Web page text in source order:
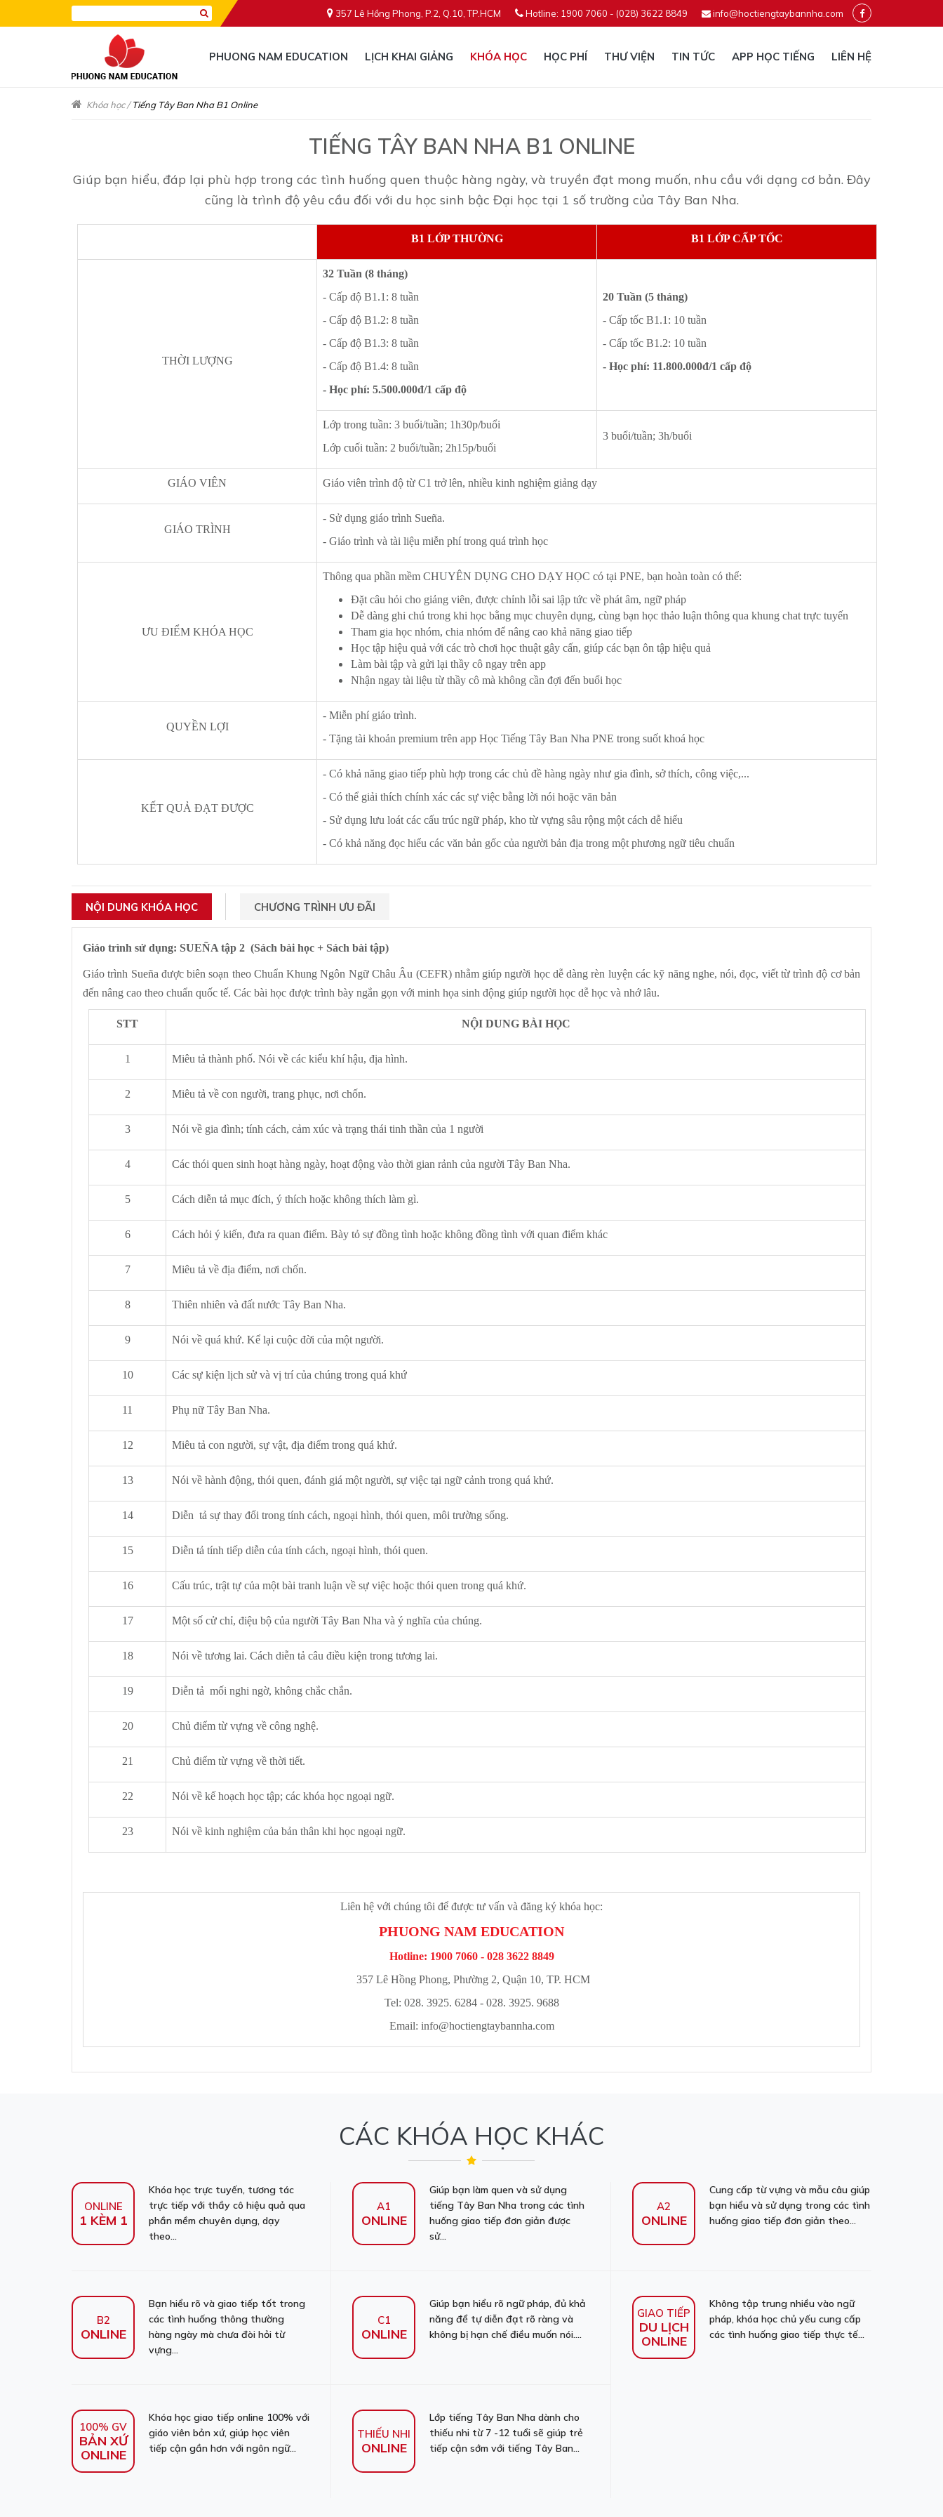
357 Lê Hồng Phong, P.2, Q.10, TP.HCM Hotline: 1900 7060 - (028) 3622 8849 info@hoctiengtaybannha.com
PHUONG NAM EDUCATION LỊCH KHAI GIẢNG KHÓA HỌC HỌC PHÍ THƯ VIỆN TIN TỨC APP HỌC TIẾNG LIÊN HỆ
Khóa học/Tiếng Tây Ban Nha B1 Online
TIẾNG TÂY BAN NHA B1 ONLINE
Giúp bạn hiểu, đáp lại phù hợp trong các tình huống quen thuộc hàng ngày, và truyền đạt mong muốn, nhu cầu với dạng cơ bản. Đây
cũng là trình độ yêu cầu đối với du học sinh bậc Đại học tại 1 số trường của Tây Ban Nha.
B1 LỚP THƯỜNG B1 LỚP CẤP TỐC
THỜI LƯỢNG
32 Tuần (8 tháng)
- Cấp độ B1.1: 8 tuần
- Cấp độ B1.2: 8 tuần
- Cấp độ B1.3: 8 tuần
- Cấp độ B1.4: 8 tuần
- Học phí: 5.500.000đ/1 cấp độ
20 Tuần (5 tháng)
- Cấp tốc B1.1: 10 tuần
- Cấp tốc B1.2: 10 tuần
- Học phí: 11.800.000đ/1 cấp độ
Lớp trong tuần: 3 buổi/tuần; 1h30p/buổi
Lớp cuối tuần: 2 buổi/tuần; 2h15p/buổi
3 buổi/tuần; 3h/buổi
GIÁO VIÊN Giáo viên trình độ từ C1 trở lên, nhiều kinh nghiệm giảng dạy
GIÁO TRÌNH
- Sử dụng giáo trình Sueña.
- Giáo trình và tài liệu miễn phí trong quá trình học
ƯU ĐIỂM KHÓA HỌC
Thông qua phần mềm CHUYÊN DỤNG CHO DẠY HỌC có tại PNE, bạn hoàn toàn có thể:
Đặt câu hỏi cho giảng viên, được chỉnh lỗi sai lập tức về phát âm, ngữ pháp
Dễ dàng ghi chú trong khi học bằng mục chuyên dụng, cùng bạn học thảo luận thông qua khung chat trực tuyến
Tham gia học nhóm, chia nhóm để nâng cao khả năng giao tiếp
Học tập hiệu quả với các trò chơi học thuật gây cấn, giúp các bạn ôn tập hiệu quả
Làm bài tập và gửi lại thầy cô ngay trên app
Nhận ngay tài liệu từ thầy cô mà không cần đợi đến buổi học
QUYỀN LỢI
- Miễn phí giáo trình.
- Tặng tài khoản premium trên app Học Tiếng Tây Ban Nha PNE trong suốt khoá học
KẾT QUẢ ĐẠT ĐƯỢC
- Có khả năng giao tiếp phù hợp trong các chủ đề hàng ngày như gia đình, sở thích, công việc,...
- Có thể giải thích chính xác các sự việc bằng lời nói hoặc văn bản
- Sử dụng lưu loát các cấu trúc ngữ pháp, kho từ vựng sâu rộng một cách dễ hiểu
- Có khả năng đọc hiểu các văn bản gốc của người bản địa trong một phương ngữ tiêu chuẩn
NỘI DUNG KHÓA HỌC CHƯƠNG TRÌNH ƯU ĐÃI
Giáo trình sử dụng: SUEÑA tập 2 (Sách bài học + Sách bài tập)
Giáo trình Sueña được biên soạn theo Chuẩn Khung Ngôn Ngữ Châu Âu (CEFR) nhằm giúp người học dễ dàng rèn luyện các kỹ năng nghe, nói, đọc, viết từ trình độ cơ bản
đến nâng cao theo chuẩn quốc tế. Các bài học được trình bày ngắn gọn với minh họa sinh động giúp người học dễ học và nhớ lâu.
STT NỘI DUNG BÀI HỌC
1 Miêu tả thành phố. Nói về các kiểu khí hậu, địa hình.
2 Miêu tả về con người, trang phục, nơi chốn.
3 Nói về gia đình; tính cách, cảm xúc và trạng thái tinh thần của 1 người
4 Các thói quen sinh hoạt hàng ngày, hoạt động vào thời gian rảnh của người Tây Ban Nha.
5 Cách diễn tả mục đích, ý thích hoặc không thích làm gì.
6 Cách hỏi ý kiến, đưa ra quan điểm. Bày tỏ sự đồng tình hoặc không đồng tình với quan điểm khác
7 Miêu tả về địa điểm, nơi chốn.
8 Thiên nhiên và đất nước Tây Ban Nha.
9 Nói về quá khứ. Kể lại cuộc đời của một người.
10 Các sự kiện lịch sử và vị trí của chúng trong quá khứ
11 Phụ nữ Tây Ban Nha.
12 Miêu tả con người, sự vật, địa điểm trong quá khứ.
13 Nói về hành động, thói quen, đánh giá một người, sự việc tại ngữ cảnh trong quá khứ.
14 Diễn tả sự thay đổi trong tính cách, ngoại hình, thói quen, môi trường sống.
15 Diễn tả tính tiếp diễn của tính cách, ngoại hình, thói quen.
16 Cấu trúc, trật tự của một bài tranh luận về sự việc hoặc thói quen trong quá khứ.
17 Một số cử chỉ, điệu bộ của người Tây Ban Nha và ý nghĩa của chúng.
18 Nói về tương lai. Cách diễn tả câu điều kiện trong tương lai.
19 Diễn tả mối nghi ngờ, không chắc chắn.
20 Chủ điểm từ vựng về công nghệ.
21 Chủ điểm từ vựng về thời tiết.
22 Nói về kế hoạch học tập; các khóa học ngoại ngữ.
23 Nói về kinh nghiệm của bản thân khi học ngoại ngữ.
Liên hệ với chúng tôi để được tư vấn và đăng ký khóa học:
PHUONG NAM EDUCATION
Hotline: 1900 7060 - 028 3622 8849
357 Lê Hồng Phong, Phường 2, Quận 10, TP. HCM
Tel: 028. 3925. 6284 - 028. 3925. 9688
Email: info@hoctiengtaybannha.com
CÁC KHÓA HỌC KHÁC
ONLINE
1 KÈM 1
Khóa học trực tuyến, tương tác
trực tiếp với thầy cô hiệu quả qua
phần mềm chuyên dụng, dạy
theo...
A1
ONLINE
Giúp bạn làm quen và sử dụng
tiếng Tây Ban Nha trong các tình
huống giao tiếp đơn giản được
sử...
A2
ONLINE
Cung cấp từ vựng và mẫu câu giúp
bạn hiểu và sử dụng trong các tình
huống giao tiếp đơn giản theo...
B2
ONLINE
Bạn hiểu rõ và giao tiếp tốt trong
các tình huống thông thường
hàng ngày mà chưa đòi hỏi từ
vựng...
C1
ONLINE
Giúp bạn hiểu rõ ngữ pháp, đủ khả
năng để tự diễn đạt rõ ràng và
không bị hạn chế điều muốn nói....
GIAO TIẾP
DU LỊCH
ONLINE
Không tập trung nhiều vào ngữ
pháp, khóa học chủ yếu cung cấp
các tình huống giao tiếp thực tế...
100% GV
BẢN XỨ
ONLINE
Khóa học giao tiếp online 100% với
giáo viên bản xứ, giúp học viên
tiếp cận gần hơn với ngôn ngữ...
THIẾU NHI
ONLINE
Lớp tiếng Tây Ban Nha dành cho
thiếu nhi từ 7 -12 tuổi sẽ giúp trẻ
tiếp cận sớm với tiếng Tây Ban...